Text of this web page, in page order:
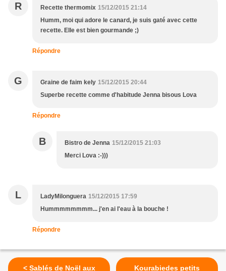
R Recette thermomix 15/12/2015 21:14
Humm, moi qui adore le canard, je suis gaté avec cette
recette. Elle est bien gourmande ;)
Répondre
G Graine de faim kely 15/12/2015 20:44
Superbe recette comme d'habitude Jenna bisous Lova
Répondre
B Bistro de Jenna 15/12/2015 21:03
Merci Lova :-)))
L LadyMilonguera 15/12/2015 17:59
Hummmmmmmm... j'en ai l'eau à la bouche !
Répondre
< Sablés de Noël aux
Kourabiedes petits